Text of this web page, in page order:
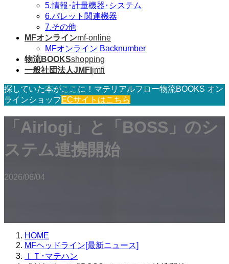
5.情報･計量機器･システム
6.パレット関連機器
7.その他
MFオンラインmf-online
MFオンライン Backnumber
物流BOOKSshopping
一般社団法人JMFI jmfi
探していた本がここに！マテリアルフロー物流BOOKS オン
ラインショップECサイトはこちら
「Airlogi」と「BOSS」のシ
ステム連携開始
2026/06/04
HOME
MFヘッドライン[最新ニュース]
ＩＴ･マテハン